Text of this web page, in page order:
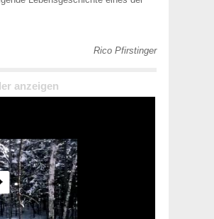
Rico Pfirstinger
anzeigen